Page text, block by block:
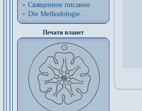
Священное писание
Die Methodologie...
Печати планет